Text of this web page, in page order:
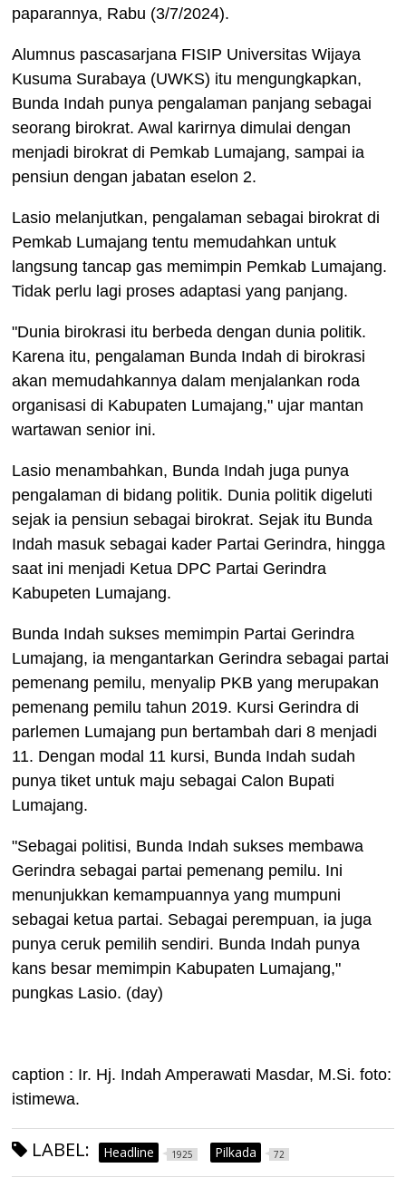
paparannya, Rabu (3/7/2024).
Alumnus pascasarjana FISIP Universitas Wijaya
Kusuma Surabaya (UWKS) itu mengungkapkan,
Bunda Indah punya pengalaman panjang sebagai
seorang birokrat. Awal karirnya dimulai dengan
menjadi birokrat di Pemkab Lumajang, sampai ia
pensiun dengan jabatan eselon 2.
Lasio melanjutkan, pengalaman sebagai birokrat di
Pemkab Lumajang tentu memudahkan untuk
langsung tancap gas memimpin Pemkab Lumajang.
Tidak perlu lagi proses adaptasi yang panjang.
"Dunia birokrasi itu berbeda dengan dunia politik.
Karena itu, pengalaman Bunda Indah di birokrasi
akan memudahkannya dalam menjalankan roda
organisasi di Kabupaten Lumajang," ujar mantan
wartawan senior ini.
Lasio menambahkan, Bunda Indah juga punya
pengalaman di bidang politik. Dunia politik digeluti
sejak ia pensiun sebagai birokrat. Sejak itu Bunda
Indah masuk sebagai kader Partai Gerindra, hingga
saat ini menjadi Ketua DPC Partai Gerindra
Kabupeten Lumajang.
Bunda Indah sukses memimpin Partai Gerindra
Lumajang, ia mengantarkan Gerindra sebagai partai
pemenang pemilu, menyalip PKB yang merupakan
pemenang pemilu tahun 2019. Kursi Gerindra di
parlemen Lumajang pun bertambah dari 8 menjadi
11. Dengan modal 11 kursi, Bunda Indah sudah
punya tiket untuk maju sebagai Calon Bupati
Lumajang.
"Sebagai politisi, Bunda Indah sukses membawa
Gerindra sebagai partai pemenang pemilu. Ini
menunjukkan kemampuannya yang mumpuni
sebagai ketua partai. Sebagai perempuan, ia juga
punya ceruk pemilih sendiri. Bunda Indah punya
kans besar memimpin Kabupaten Lumajang,"
pungkas Lasio. (day)
caption : Ir. Hj. Indah Amperawati Masdar, M.Si. foto:
istimewa.
LABEL: Headline 1925 Pilkada 72